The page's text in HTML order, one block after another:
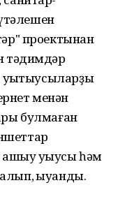
проектынан
тәҡдимдәр
уҡытыусыларҙы
менән
булмаған
ашыу уҡыусы һәм
ҡыуанды.